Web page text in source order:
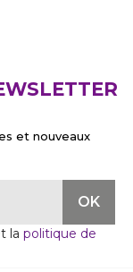
et nouveaux
la politique de